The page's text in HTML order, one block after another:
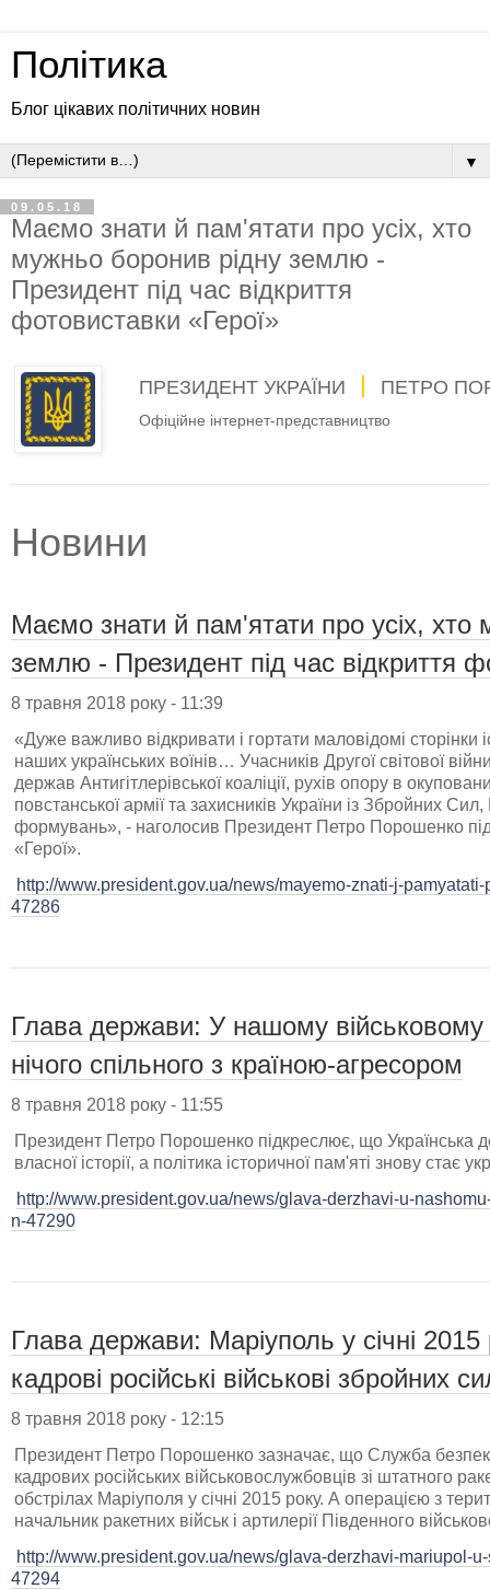
Політика
Блог цікавих політичних новин
▼
09.05.18
Маємо знати й пам'ятати про усіх, хто
мужньо боронив рідну землю -
Президент під час відкриття
фотовиставки «Герої»
ПРЕЗИДЕНТ УКРАЇНИ ПЕТРО
Офіційне інтернет-представництво
Новини
Маємо знати й пам'ятати про усіх, хто
землю - Президент під час відкриття
8 травня 2018 року - 11:39
«Дуже важливо відкривати і гортати маловідомі сторінки
наших українських воїнів… Учасників Другої світової
держав Антигітлерівської коаліції, рухів опору в
повстанської армії та захисників України із Збройних
формувань», - наголосив Президент Петро Порошенко
«Герої».
http://www.president.gov.ua/news/mayemo-znati-j-
47286
Глава держави: У нашому військовому
нічого спільного з країною-агресором
8 травня 2018 року - 11:55
Президент Петро Порошенко підкреслює, що Українська
власної історії, а політика історичної пам'яті знову стає
http://www.president.gov.ua/news/glava-derzhavi-u-
n-47290
Глава держави: Маріуполь у січні
кадрові російські військові збройних
8 травня 2018 року - 12:15
Президент Петро Порошенко зазначає, що Служба
кадрових російських військовослужбовців зі штатного
обстрілах Маріуполя у січні 2015 року. А операцією з
начальник ракетних військ і артилерії Південного
http://www.president.gov.ua/news/glava-derzhavi-mariupol-
47294